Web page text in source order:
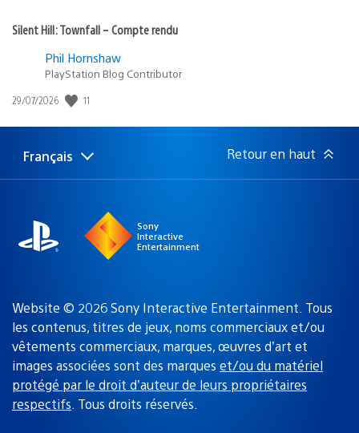
Silent Hill: Townfall – Compte rendu
Phil Hornshaw
PlayStation Blog Contributor
Date
publication
29/07/2026 11
Choisir
une
Région
actuelle
Français Retour en haut
Sony
Interactive
Entertainment
Website © 2026 Sony Interactive Entertainment. Tous
les contenus, titres de jeux, noms commerciaux et/ou
vêtements commerciaux, marques, œuvres d’art et
images associées sont des marques et/ou du matériel
protégé par le droit d’auteur de leurs propriétaires
respectifs. Tous droits réservés.